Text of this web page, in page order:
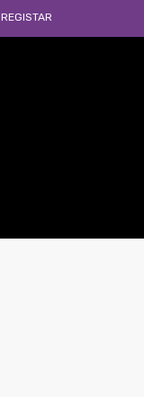
REGISTAR